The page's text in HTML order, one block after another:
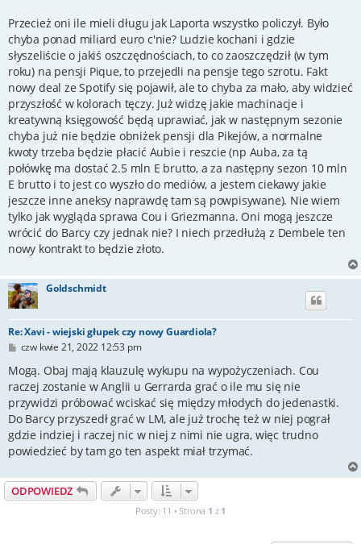
Przecież oni ile mieli długu jak Laporta wszystko policzył. Było
chyba ponad miliard euro c'nie? Ludzie kochani i gdzie
słyszeliście o jakiś oszczędnościach, to co zaoszczędził (w tym
roku) na pensji Pique, to przejedli na pensje tego szrotu. Fakt
nowy deal ze Spotify się pojawił, ale to chyba za mało, aby widzieć
przyszłość w kolorach tęczy. Już widzę jakie machinacje i
kreatywną księgowość będą uprawiać, jak w następnym sezonie
chyba już nie będzie obniżek pensji dla Pikejów, a normalne
kwoty trzeba będzie płacić Aubie i reszcie (np Auba, za tą
połówkę ma dostać 2.5 mln E brutto, a za następny sezon 10 mln
E brutto i to jest co wyszło do mediów, a jestem ciekawy jakie
jeszcze inne aneksy naprawdę tam są powpisywane). Nie wiem
tylko jak wygląda sprawa Cou i Griezmanna. Oni mogą jeszcze
wrócić do Barcy czy jednak nie? I niech przedłużą z Dembele ten
nowy kontrakt to będzie złoto.
Goldschmidt
Re: Xavi - wiejski głupek czy nowy Guardiola?
P
s
czw kwie 21, 2022 12:53 pm
Mogą. Obaj mają klauzulę wykupu na wypożyczeniach. Cou
raczej zostanie w Anglii u Gerrarda grać o ile mu się nie
przywidzi próbować wciskać się między młodych do jedenastki.
Do Barcy przyszedł grać w LM, ale już trochę też w niej pograł
gdzie indziej i raczej nic w niej z nimi nie ugra, więc trudno
powiedzieć by tam go ten aspekt miał trzymać.
ODPOWIEDZ
Posty: 11 • Strona 1 z 1